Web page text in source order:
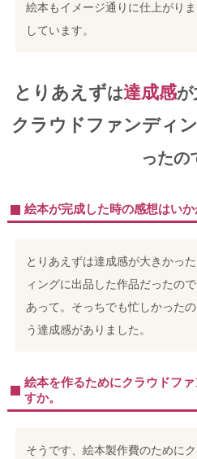
絵本もイメージ通りに仕上がり
しています。
とりあえずは達成感が
クラウドファンディ
ったの
絵本が完成した時の感想はいか
とりあえずは達成感が大きかっ
ィングに出品した作品だったの
あって。そっちでも忙しかった
う達成感がありました。
絵本を作るためにクラウドフ
すか。
そうです、絵本製作費のために